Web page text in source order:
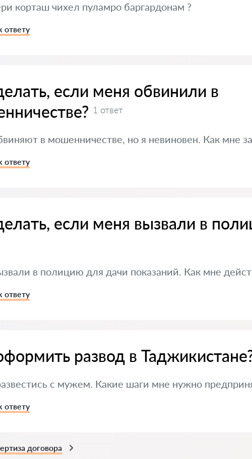
корташ чихел пуламро баргардонам ?
ответу
если меня обвинили в
1 ответ
в мошенничестве, но я невиновен. Как мне
ответу
если меня вызвали в
в полицию для дачи показаний. Как мне
ответу
развод в
с мужем. Какие шаги мне нужно
ответу
договора